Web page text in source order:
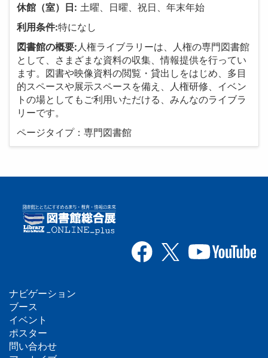
休館（室）日: 土曜、日曜、祝日、年末年始
利用条件:特になし
図書館の概要: 人権ライブラリーは、人権の専門図書館
として、さまざまな資料の収集、情報提供を行ってい
ます。図書や映像資料の閲覧・貸出しをはじめ、多目
的スペースや展示スペースを備え、人権研修、イベン
トの場としてもご利用いただける、みんなのライブラ
リーです。
ページタイプ：専門図書館
フ
ッ
ナビゲーション
ブース
イベント
ポスター
問い合わせ